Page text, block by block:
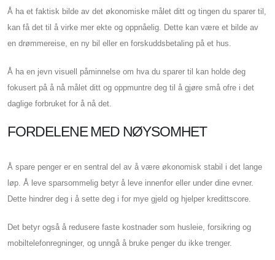
Å ha et faktisk bilde av det økonomiske målet ditt og tingen du sparer til,
kan få det til å virke mer ekte og oppnåelig. Dette kan være et bilde av
en drømmereise, en ny bil eller en forskuddsbetaling på et hus.
Å ha en jevn visuell påminnelse om hva du sparer til kan holde deg
fokusert på å nå målet ditt og oppmuntre deg til å gjøre små ofre i det
daglige forbruket for å nå det.
FORDELENE MED NØYSOMHET
Å spare penger er en sentral del av å være økonomisk stabil i det lange
løp. Å leve sparsommelig betyr å leve innenfor eller under dine evner.
Dette hindrer deg i å sette deg i for mye gjeld og hjelper kredittscore.
Det betyr også å redusere faste kostnader som husleie, forsikring og
mobiltelefonregninger, og unngå å bruke penger du ikke trenger.